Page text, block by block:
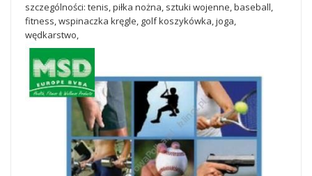
szczególności: tenis, piłka nożna, sztuki wojenne, baseball,
fitness, wspinaczka kręgle, golf koszykówka, joga,
wędkarstwo,